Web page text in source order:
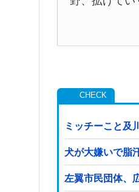
ミッチーこと及
犬が大嫌いで脂
左翼市民団体、